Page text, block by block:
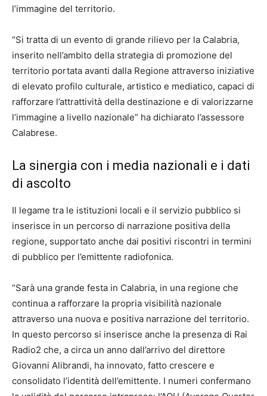
l’immagine del territorio.
“Si tratta di un evento di grande rilievo per la Calabria,
inserito nell’ambito della strategia di promozione del
territorio portata avanti dalla Regione attraverso iniziative
di elevato profilo culturale, artistico e mediatico, capaci di
rafforzare l’attrattività della destinazione e di valorizzarne
l’immagine a livello nazionale” ha dichiarato l’assessore
Calabrese.
La sinergia con i media nazionali e i dati
di ascolto
Il legame tra le istituzioni locali e il servizio pubblico si
inserisce in un percorso di narrazione positiva della
regione, supportato anche dai positivi riscontri in termini
di pubblico per l’emittente radiofonica.
“Sarà una grande festa in Calabria, in una regione che
continua a rafforzare la propria visibilità nazionale
attraverso una nuova e positiva narrazione del territorio.
In questo percorso si inserisce anche la presenza di Rai
Radio2 che, a circa un anno dall’arrivo del direttore
Giovanni Alibrandi, ha innovato, fatto crescere e
consolidato l’identità dell’emittente. I numeri confermano